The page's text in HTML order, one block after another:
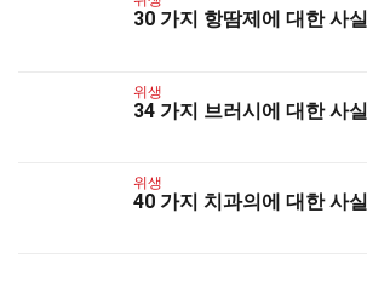
30 가지 항땀제에 대한 사실
위생
34 가지 브러시에 대한 사실
위생
40 가지 치과의에 대한 사실